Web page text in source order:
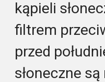
kąpieli
filtrem
przed
słoneczne